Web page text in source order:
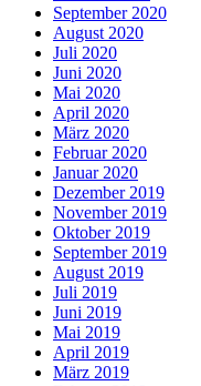
September 2020
August 2020
Juli 2020
Juni 2020
Mai 2020
April 2020
März 2020
Februar 2020
Januar 2020
Dezember 2019
November 2019
Oktober 2019
September 2019
August 2019
Juli 2019
Juni 2019
Mai 2019
April 2019
März 2019